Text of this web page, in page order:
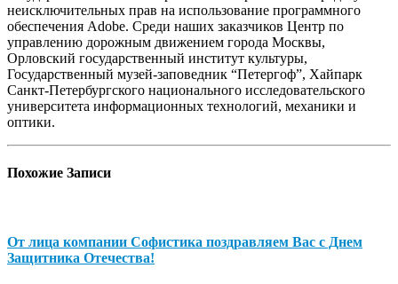
неисключительных прав на использование программного
обеспечения Adobe. Среди наших заказчиков Центр по
управлению дорожным движением города Москвы,
Орловский государственный институт культуры,
Государственный музей-заповедник “Петергоф”, Хайпарк
Санкт-Петербургского национального исследовательского
университета информационных технологий, механики и
оптики.
Похожие Записи
От лица компании Софистика поздравляем Вас с Днем
Защитника Отечества!